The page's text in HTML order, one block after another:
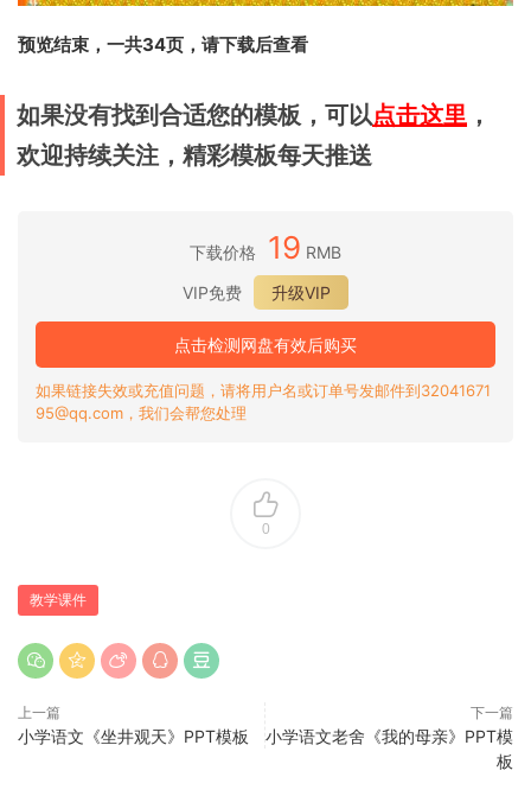
预览结束，一共34页，请下载后查看
如果没有找到合适您的模板，可以点击这里 ，
欢迎持续关注，精彩模板每天推送
下载价格 19 RMB
VIP免费
升级VIP
点击检测网盘有效后购买
如果链接失效或充值问题，请将用户名或订单号发邮件到32041671
95@qq.com，我们会帮您处理
0
教学课件
上一篇
小学语文《坐井观天》PPT模板
下一篇
小学语文老舍《我的母亲》PPT模
板